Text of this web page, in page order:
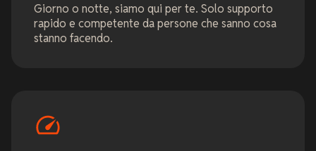
Giorno o notte, siamo qui per te. Solo supporto
rapido e competente da persone che sanno cosa
stanno facendo.